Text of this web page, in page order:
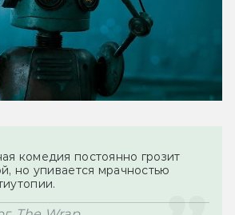
комедия постоянно грозит
но упивается мрачностью